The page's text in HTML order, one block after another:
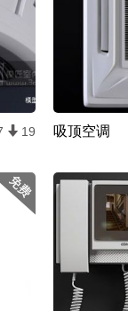
19 吸顶空调